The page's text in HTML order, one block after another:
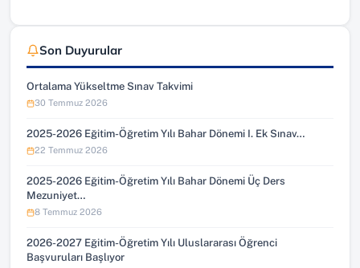
Son Duyurular
Ortalama Yükseltme Sınav Takvimi
30 Temmuz 2026
2025-2026 Eğitim-Öğretim Yılı Bahar Dönemi I. Ek Sınav…
22 Temmuz 2026
2025-2026 Eğitim-Öğretim Yılı Bahar Dönemi Üç Ders
Mezuniyet…
8 Temmuz 2026
2026-2027 Eğitim-Öğretim Yılı Uluslararası Öğrenci
Başvuruları Başlıyor